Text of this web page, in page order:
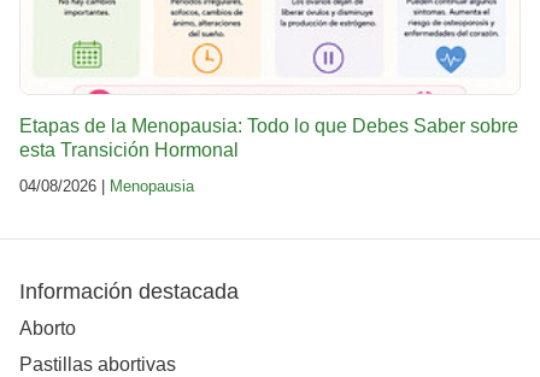
Etapas de la Menopausia: Todo lo que Debes Saber sobre
esta Transición Hormonal
04/08/2026 | Menopausia
Información destacada
Aborto
Pastillas abortivas